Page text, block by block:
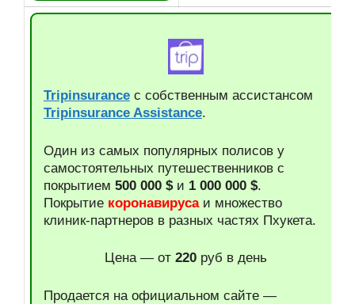
Tripinsurance с собственным ассистансом
Tripinsurance Assistance.
Один из самых популярных полисов у
самостоятельных путешественников с
покрытием 500 000 $и 1 000 000 $.
Покрытие коронавирусаи множество
клиник-партнеров в разных частях Пхукета.
Цена — от 220руб в день
Продается на официальном сайте —